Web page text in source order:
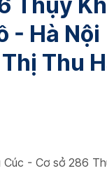
- Hà Nội
Thu
- Cơ sở 286